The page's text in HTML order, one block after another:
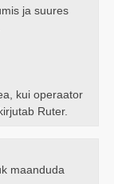
ja suures
kui operaator
Ruter.
maanduda